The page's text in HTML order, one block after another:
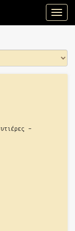
Toggle
-